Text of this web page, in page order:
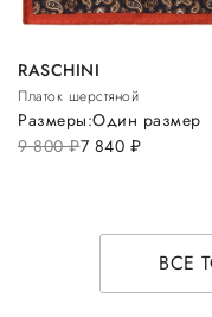
RASCHINI
Платок шерстяной
9 800руб.7 840 руб.
Размеры:Один размер
ВСЕ